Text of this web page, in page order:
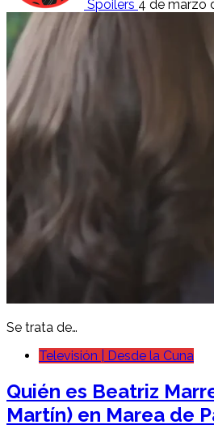
Spoilers 4 de marzo
Se trata de…
Televisión | Desde la Cuna
Quién es Beatriz
Martín) en Marea de